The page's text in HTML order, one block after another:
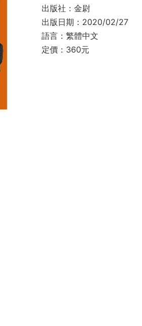
出版社：金尉
出版日期：2020/02/27
語言：繁體中文
定價：360元